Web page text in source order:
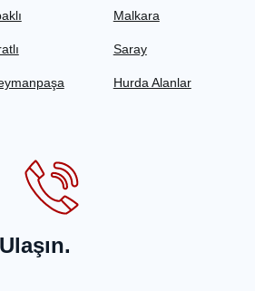
Malkara
Saray
Hurda Alanlar